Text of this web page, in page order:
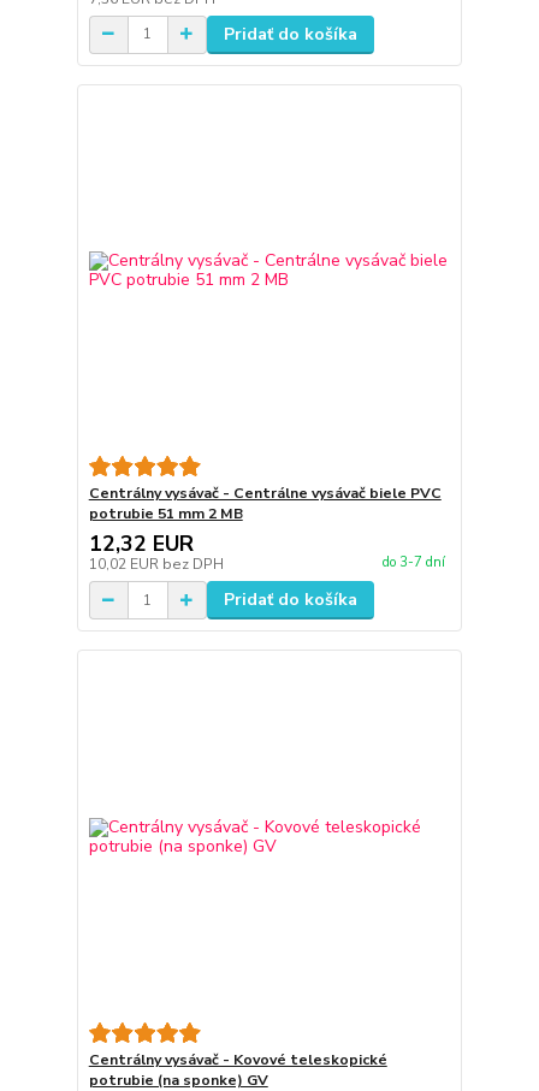
Pridať do košíka
Centrálny vysávač - Centrálne vysávač biele PVC
potrubie 51 mm 2 MB
12,32 EUR
10,02 EUR bez DPH do 3-7 dní
Pridať do košíka
Centrálny vysávač - Kovové teleskopické
potrubie (na sponke) GV